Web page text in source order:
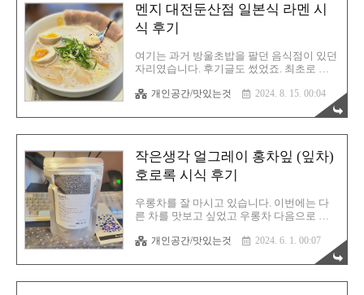
없었던 경험들 투성이었기에 이런 결론으로
도달하게 된 것 같아요. 하지만! 이번 진원소
우를 방문하고나서 또 가고 싶다는 생각을
처음으로 하게 됩니다. 진원소우 대전송촌
점 위치는 구글 지도로 표시해 두었습니다.
주차장은 근처 공용주차장에 주차해야 합니
다. 대전분들은 잘 아시다시피 저 일대가 엄
청 식당가잖아요? 따라서 왠만하면 차를 끌
고 가시는것보다는 대중교통이 편리..
멘지 대전둔산점 일본식 라멘 시
식 후기
여기는 과거 방울초밥을 팔던 음식점이 있던
자리였습니다. 후기글도 썼었죠. 최초로 비
엄지손가락 반만한 크기인데 가격은 일반 초
밥이랑 동일하게 받더라고요. 아무리 귀엽고
소중한 초밥이지만 누구 코에 붙이겠습니
까? 결국 그 초밥집은 망했군요. 오래 가지는
잠시 뒤에 멘지라고 하는 라멘 전문점으 들
어서는군요. 라멘 가게는 이렇게 생겼습니
다. 위치가 어디냐고요? 일단 갤러리아 근처
입니다. 위치는 구글 지도로 첨부했으니 참
고하시기 바랍니다. 혹시 지도 오류로 보이
지 않는 경우를 대비해 아래에 텍스트로 한
번 더 정보를 기록해 두겠습니다. 멘지 대전
둔산점주소 : 대전 서구 둔산로31번길 10-35
1층연락처 : 0507-1416-..
개인공간/맛있는것 2024. 8. 15. 00:04
작은생각 얼그레이 홍차잎 (잎차)
호로록 시식 후기
우롱차를 잘 마시고 있습니다. 이번에는 다
른 차를 맛보고 싶었고 우롱차 다음으로 좋
량으로 구매했어요. 대량으로 구매하니까 의
외로 오랫동안 두고 두고 먹게 되면서 뭔가
시간의 변화에 따라 찻잎도 조금은 바뀌는
느낌이었기 때문입니다. 아무리 잘 보관해도
개인공간/맛있는것 2024. 6. 1. 00:07